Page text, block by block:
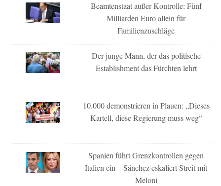
Beamtenstaat außer Kontrolle: Fünf
Milliarden Euro allein für
Familienzuschläge
Der junge Mann, der das politische
Establishment das Fürchten lehrt
10.000 demonstrieren in Plauen: „Dieses
Kartell, diese Regierung muss weg“
Spanien führt Grenzkontrollen gegen
Italien ein – Sánchez eskaliert Streit mit
Meloni